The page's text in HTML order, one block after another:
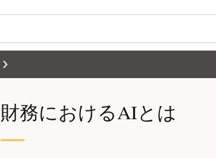
財務におけるAIとは